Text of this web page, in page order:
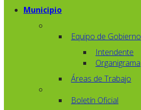
Municipio
Equipo de Gobierno
Intendente
Organigrama
Áreas de Trabajo
Boletín Oficial